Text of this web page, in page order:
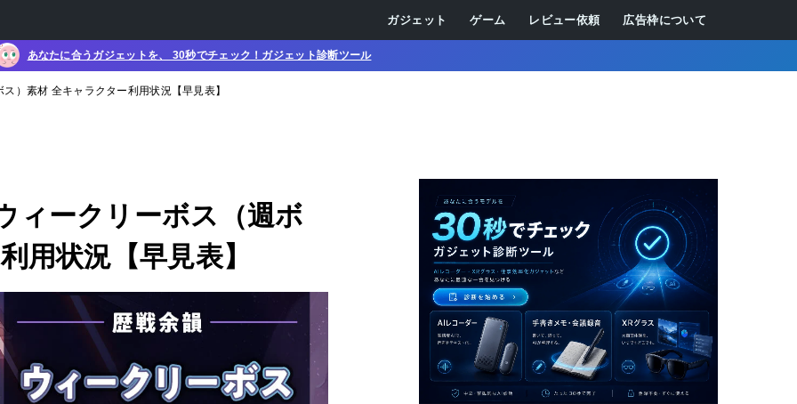
ガジェット ゲーム レビュー依頼 広告枠について
あなたに合うガジェットを、 30秒でチェック！ガジェット診断ツール
）素材 全キャラクター利用状況【早見表】
ィークリーボス（週ボ
用状況【早見表】